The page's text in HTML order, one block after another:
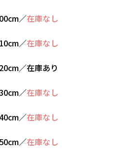
像は実物と若干異なる場合があります。
／在庫なし
／在庫なし
／在庫あり
／在庫なし
／在庫なし
／在庫なし